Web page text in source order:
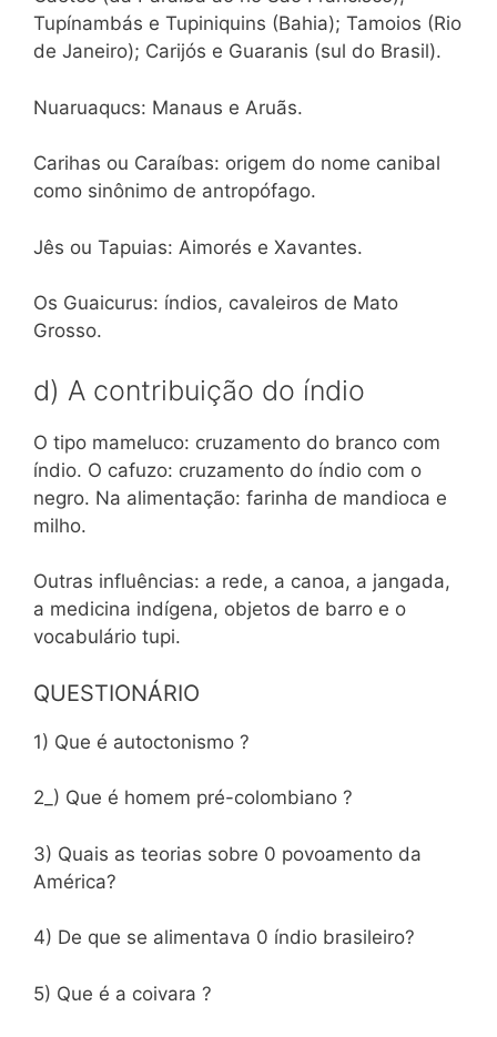
Tupínambás e Tupiniquins (Bahia); Tamoios (Rio
de Janeiro); Carijós e Guaranis (sul do Brasil).
Nuaruaqucs: Manaus e Aruãs.
Carihas ou Caraíbas: origem do nome canibal
como sinônimo de antropófago.
Jês ou Tapuias: Aimorés e Xavantes.
Os Guaicurus: índios, cavaleiros de Mato
Grosso.
d) A contribuição do índio
O tipo mameluco: cruzamento do branco com
índio. O cafuzo: cruzamento do índio com o
negro. Na alimentação: farinha de mandioca e
milho.
Outras influências: a rede, a canoa, a jangada,
a medicina indígena, objetos de barro e o
vocabulário tupi.
QUESTIONÁRIO
1) Que é autoctonismo ?
2_) Que é homem pré-colombiano ?
3) Quais as teorias sobre 0 povoamento da
América?
4) De que se alimentava 0 índio brasileiro?
5) Que é a coivara ?